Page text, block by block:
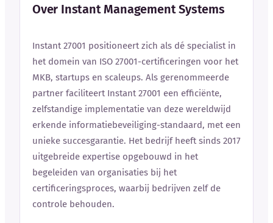
Over Instant Management Systems
Instant 27001 positioneert zich als dé specialist in
het domein van ISO 27001-certificeringen voor het
MKB, startups en scaleups. Als gerenommeerde
partner faciliteert Instant 27001 een efficiënte,
zelfstandige implementatie van deze wereldwijd
erkende informatiebeveiliging-standaard, met een
unieke succesgarantie. Het bedrijf heeft sinds 2017
uitgebreide expertise opgebouwd in het
begeleiden van organisaties bij het
certificeringsproces, waarbij bedrijven zelf de
controle behouden.